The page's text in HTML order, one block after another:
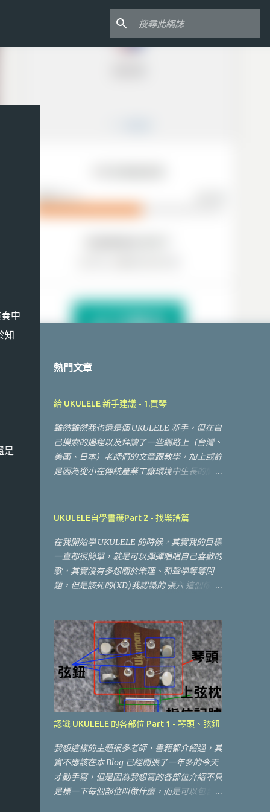
中
知
是
熱門文章
給 UKULELE 新手建議 - 1.買琴
雖然雖然我也還是個 UKULELE 新手，但在自
己摸索的過程以及拜讀了一些網路上（台灣、
美國、日本）老師們的文章跟教學，加上或許
是因為從小在傳統產業工廠環境中生長的關
帶事物，所以可能在相同琴齡（半年）的新手
沒有專心練琴！？）於是想分享一些心得給想
接觸 UKULELE 的朋友。 接觸 UKULELE 我
們通常會遇到的第一個問題應該會是 "買
琴"， UKULELE 的種類？ 該怎麼選？ 要去哪
如果有前輩有其他意見或是建議也請留言交流
一下，這些問題除了自己遇到的之外，很大部
分是參考了 UKULELE Hunt 的網站：
UKULELE自學書籤Part 2 - 找樂譜篇
在我開始學 UKULELE 的時候，其實我的目標
一直都很簡單，就是可以彈彈唱唱自己喜歡的
歌，其實沒有多想關於樂理、和聲學等等問
題，但是該死的(XD)我認識的 張六 這個傢
覺得很深奧的(對我這種音樂白痴而言)基礎知
識，偏偏我又該死的沒辦法無視這種基礎的東
西，也開始會去吸收這些東西，所以其實對於
要不要整理這些找樂譜的網站是個兩難，因為
以張六告誡我的應該是不用找譜，靠自己耳朵
去聽，然後抓出譜！ 當然，這是一個目標，
我也會慢慢去嘗試這樣做，但是在目前的狀態
中，老實說這樣的挑戰會讓我失去一開始學習
UKULELE "開心彈唱自己喜歡的歌曲" 的初
衷。所以我想，其實有很多人學UKULELE的
目的並沒有那麼遠大，那麼找樂譜還是有他的
必要性，於是開始整理一下自己有點爆滿的書
認識 UKULELE 的各部位 Part 1 - 琴頭、弦鈕
我想這樣的主題很多老師、書籍都介紹過，其
實不應該在本 Blog 已經開張了一年多的今天
才動手寫，但是因為我想寫的各部位介紹不只
是標一下每個部位叫做什麼，而是可以包含一